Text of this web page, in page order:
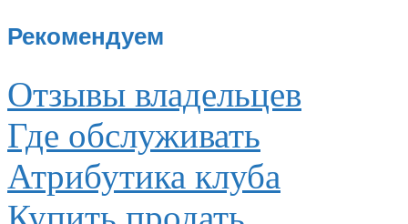
Рекомендуем
Отзывы владельцев
Где обслуживать
Атрибутика клуба